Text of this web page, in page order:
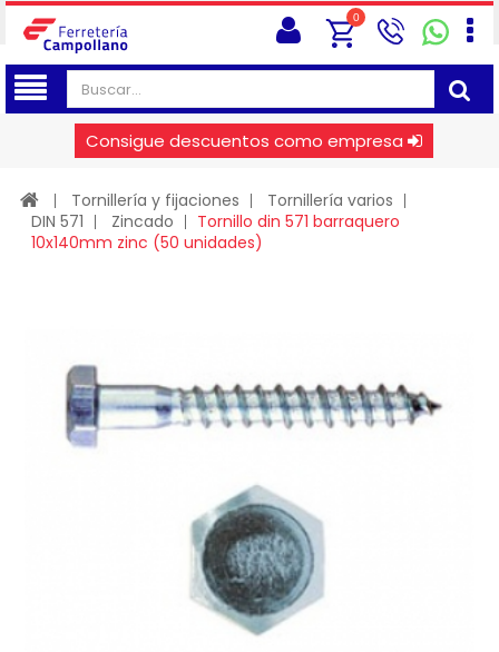
0
Consigue descuentos como empresa
Tornillería y fijaciones
Tornillería varios
DIN 571
Zincado
Tornillo din 571 barraquero
10x140mm zinc (50 unidades)